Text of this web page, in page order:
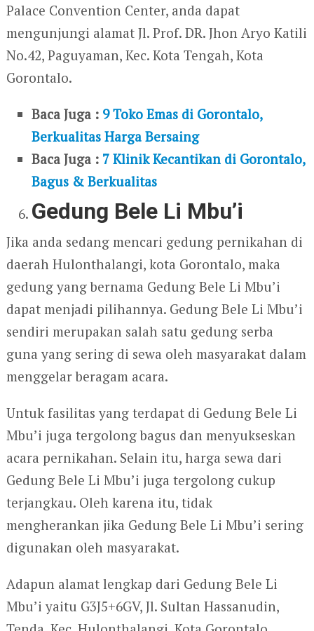
Palace Convention Center, anda dapat
mengunjungi alamat Jl. Prof. DR. Jhon Aryo Katili
No.42, Paguyaman, Kec. Kota Tengah, Kota
Gorontalo.
Baca Juga : 9 Toko Emas di Gorontalo,
Berkualitas Harga Bersaing
Baca Juga : 7 Klinik Kecantikan di Gorontalo,
Bagus & Berkualitas
Gedung Bele Li Mbu’i
Jika anda sedang mencari gedung pernikahan di
daerah Hulonthalangi, kota Gorontalo, maka
gedung yang bernama Gedung Bele Li Mbu’i
dapat menjadi pilihannya. Gedung Bele Li Mbu’i
sendiri merupakan salah satu gedung serba
guna yang sering di sewa oleh masyarakat dalam
menggelar beragam acara.
Untuk fasilitas yang terdapat di Gedung Bele Li
Mbu’i juga tergolong bagus dan menyukseskan
acara pernikahan. Selain itu, harga sewa dari
Gedung Bele Li Mbu’i juga tergolong cukup
terjangkau. Oleh karena itu, tidak
mengherankan jika Gedung Bele Li Mbu’i sering
digunakan oleh masyarakat.
Adapun alamat lengkap dari Gedung Bele Li
Mbu’i yaitu G3J5+6GV, Jl. Sultan Hassanudin,